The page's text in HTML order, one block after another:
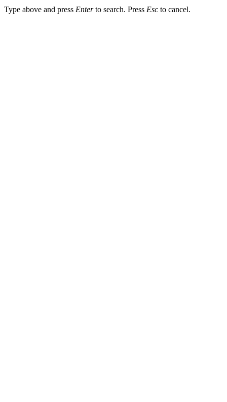
Type above and press Enterto search. Press Esc to cancel.